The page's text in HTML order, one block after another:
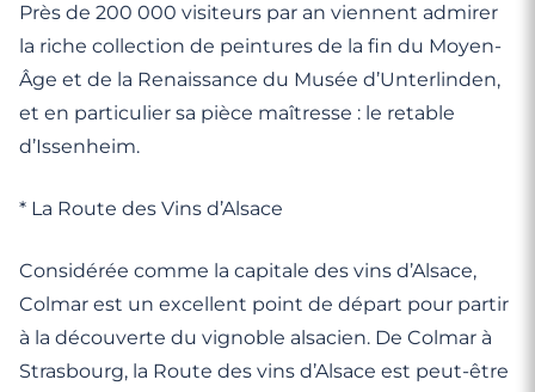
Près de 200 000 visiteurs par an viennent admirer
la riche collection de peintures de la fin du Moyen-
Âge et de la Renaissance du Musée d’Unterlinden,
et en particulier sa pièce maîtresse : le retable
d’Issenheim.
* La Route des Vins d’Alsace
Considérée comme la capitale des vins d’Alsace,
Colmar est un excellent point de départ pour partir
à la découverte du vignoble alsacien. De Colmar à
Strasbourg, la Route des vins d’Alsace est peut-être